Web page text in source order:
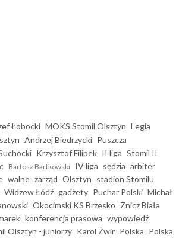
Łobocki MOKS Stomil Olsztyn Legia
Andrzej Biedrzycki Puszcza
Krzysztof Filipek II liga Stomil II
Bartosz Bartkowski IV liga sędzia arbiter
walne zarząd Olsztyn stadion Stomilu
Widzew Łódź gadżety Puchar Polski Michał
Okocimski KS Brzesko Znicz Biała
konferencja prasowa wypowiedź
Olsztyn - juniorzy Karol Żwir Polska Polska